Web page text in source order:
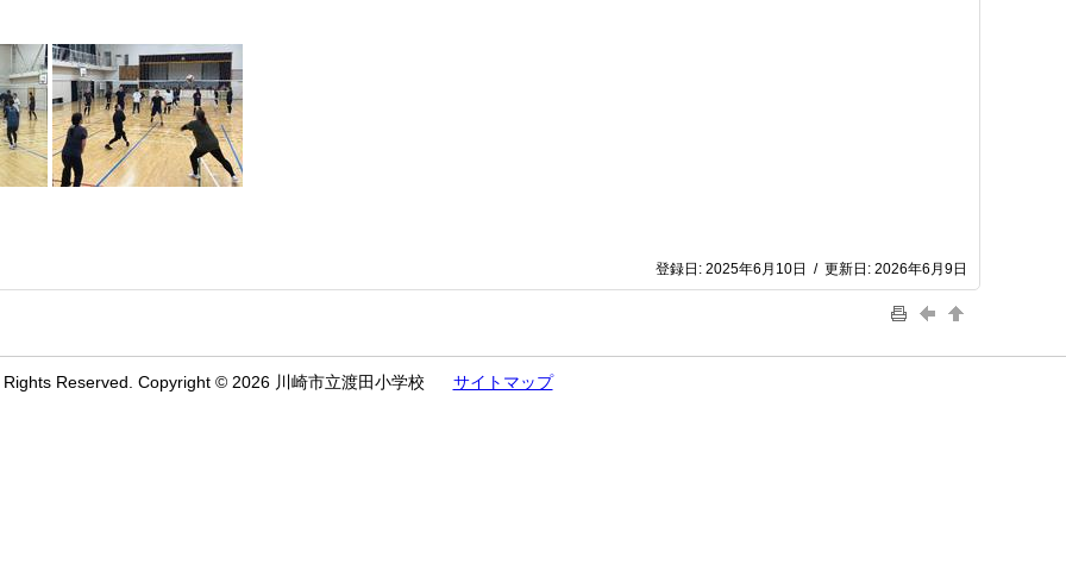
登録日: 2025年6月10日 / 更新日: 2026年6月9日
Rights Reserved. Copyright © 2026 川崎市立渡田小学校 サイトマップ